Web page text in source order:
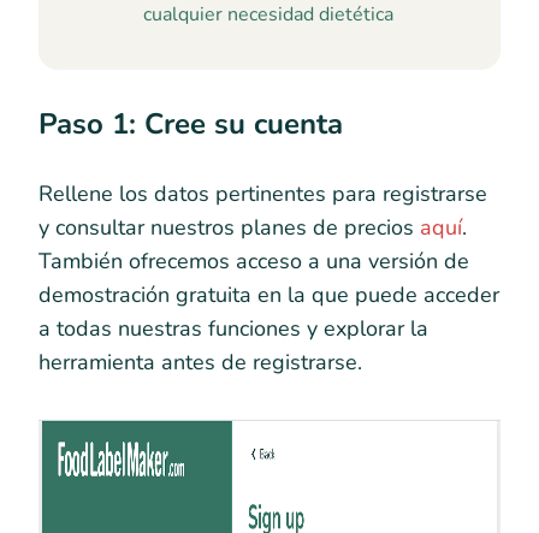
cualquier necesidad dietética
Paso 1: Cree su cuenta
Rellene los datos pertinentes para registrarse
y consultar nuestros planes de precios aquí.
También ofrecemos acceso a una versión de
demostración gratuita en la que puede acceder
a todas nuestras funciones y explorar la
herramienta antes de registrarse.